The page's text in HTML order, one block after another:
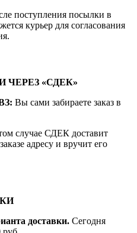
поступления посылки в
курьер для согласования
«СДЕК»
Вы сами забираете заказ в
случае СДЕК доставит
адресу и вручит его
доставки. Сегодня